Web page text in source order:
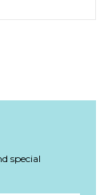
special